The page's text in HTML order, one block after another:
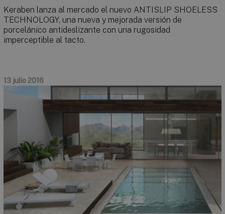
Keraben lanza al mercado el nuevo ANTISLIP SHOELESS
TECHNOLOGY, una nueva y mejorada versión de
porcelánico antideslizante con una rugosidad
imperceptible al tacto.
13 julio 2016